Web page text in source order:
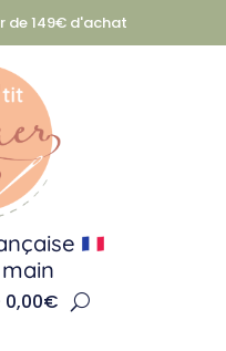
de 149€ d'achat
0,00€